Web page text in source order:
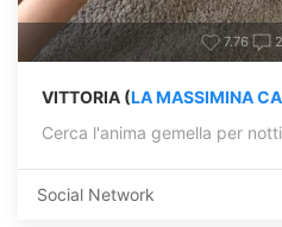
7.76
VITTORIA (LA MASSIMINA
Cerca l'anima gemella per
Social Network